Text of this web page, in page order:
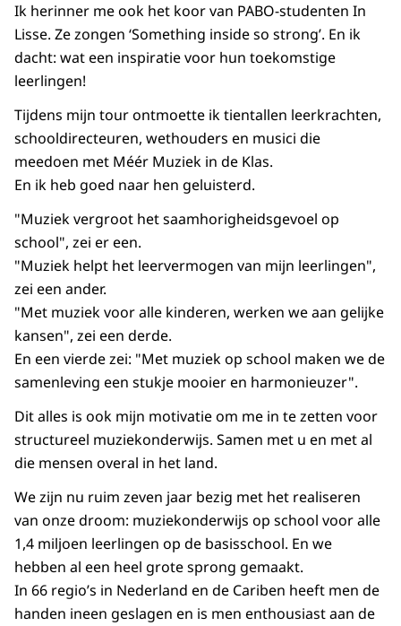
Ik herinner me ook het koor van PABO-studenten In
Lisse. Ze zongen ‘Something inside so strong’. En ik
dacht: wat een inspiratie voor hun toekomstige
leerlingen!
Tijdens mijn tour ontmoette ik tientallen leerkrachten,
schooldirecteuren, wethouders en musici die
meedoen met Méér Muziek in de Klas.
En ik heb goed naar hen geluisterd.
"Muziek vergroot het saamhorigheidsgevoel op
school", zei er een.
"Muziek helpt het leervermogen van mijn leerlingen",
zei een ander.
"Met muziek voor alle kinderen, werken we aan gelijke
kansen", zei een derde.
En een vierde zei: "Met muziek op school maken we de
samenleving een stukje mooier en harmonieuzer".
Dit alles is ook mijn motivatie om me in te zetten voor
structureel muziekonderwijs. Samen met u en met al
die mensen overal in het land.
We zijn nu ruim zeven jaar bezig met het realiseren
van onze droom: muziekonderwijs op school voor alle
1,4 miljoen leerlingen op de basisschool. En we
hebben al een heel grote sprong gemaakt.
In 66 regio’s in Nederland en de Cariben heeft men de
handen ineen geslagen en is men enthousiast aan de